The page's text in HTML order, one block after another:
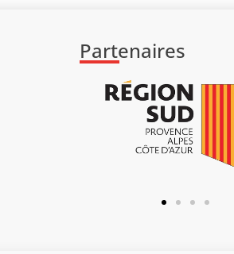
Partenaires